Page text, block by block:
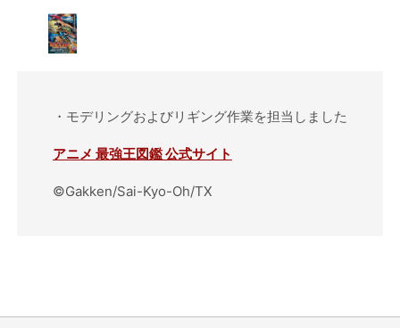
・モデリングおよびリギング作業を担当しました
アニメ 最強王図鑑 公式サイト
©Gakken/Sai-Kyo-Oh/TX